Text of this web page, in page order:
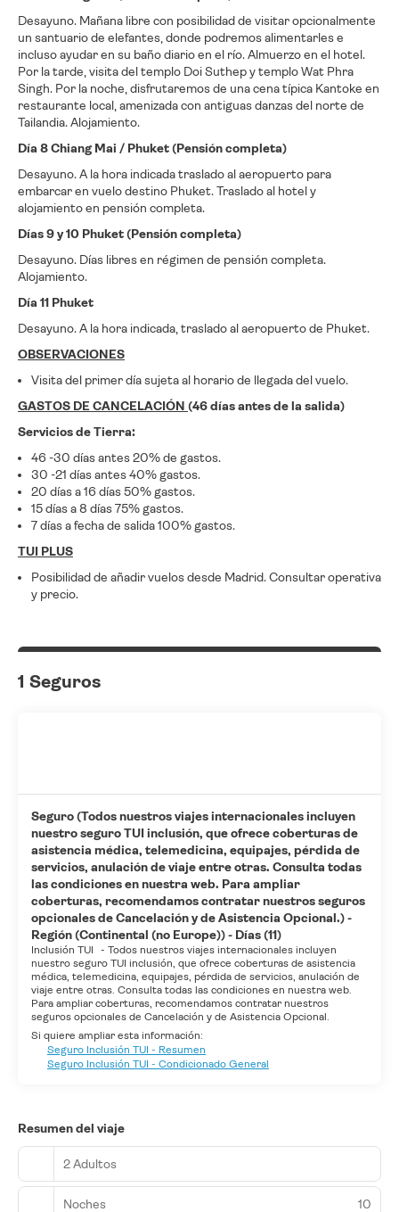
Desayuno. Mañana libre con posibilidad de visitar opcionalmente
un santuario de elefantes, donde podremos alimentarles e
incluso ayudar en su baño diario en el río. Almuerzo en el hotel.
Por la tarde, visita del templo Doi Suthep y templo Wat Phra
Singh. Por la noche, disfrutaremos de una cena típica Kantoke en
restaurante local, amenizada con antiguas danzas del norte de
Tailandia. Alojamiento.
Día 8 Chiang Mai / Phuket (Pensión completa)
Desayuno. A la hora indicada traslado al aeropuerto para
embarcar en vuelo destino Phuket. Traslado al hotel y
alojamiento en pensión completa.
Días 9 y 10 Phuket (Pensión completa)
Desayuno. Días libres en régimen de pensión completa.
Alojamiento.
Día 11 Phuket
Desayuno. A la hora indicada, traslado al aeropuerto de Phuket.
OBSERVACIONES
Visita del primer día sujeta al horario de llegada del vuelo.
GASTOS DE CANCELACIÓN (46 días antes de la salida)
Servicios de Tierra:
46 -30 días antes 20% de gastos.
30 -21 días antes 40% gastos.
20 días a 16 días 50% gastos.
15 días a 8 días 75% gastos.
7 días a fecha de salida 100% gastos.
TUI PLUS
Posibilidad de añadir vuelos desde Madrid. Consultar operativa
y precio.
1 Seguros
Seguro (Todos nuestros viajes internacionales incluyen
nuestro seguro TUI inclusión, que ofrece coberturas de
asistencia médica, telemedicina, equipajes, pérdida de
servicios, anulación de viaje entre otras. Consulta todas
las condiciones en nuestra web. Para ampliar
coberturas, recomendamos contratar nuestros seguros
opcionales de Cancelación y de Asistencia Opcional.) -
Región (Continental (no Europe)) - Días (11)
Inclusión TUI - Todos nuestros viajes internacionales incluyen
nuestro seguro TUI inclusión, que ofrece coberturas de asistencia
médica, telemedicina, equipajes, pérdida de servicios, anulación de
viaje entre otras. Consulta todas las condiciones en nuestra web.
Para ampliar coberturas, recomendamos contratar nuestros
seguros opcionales de Cancelación y de Asistencia Opcional.
Si quiere ampliar esta información:
Seguro Inclusión TUI - Resumen
Seguro Inclusión TUI - Condicionado General
Resumen del viaje
2 Adultos
Noches 10